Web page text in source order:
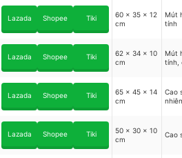
Lazada Shopee Tiki
60 x 35 x 12
cm
Mút
tính
Lazada Shopee Tiki
62 x 34 x 10
cm
Mút
tính,
Lazada Shopee Tiki
65 x 45 x 14
cm
Cao
Lazada Shopee Tiki
50 x 30 x 10
cm
Cao